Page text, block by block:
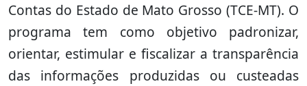
Contas do Estado de Mato Grosso (TCE-MT). O
programa tem como objetivo padronizar,
orientar, estimular e fiscalizar a transparência
das informações produzidas ou custeadas